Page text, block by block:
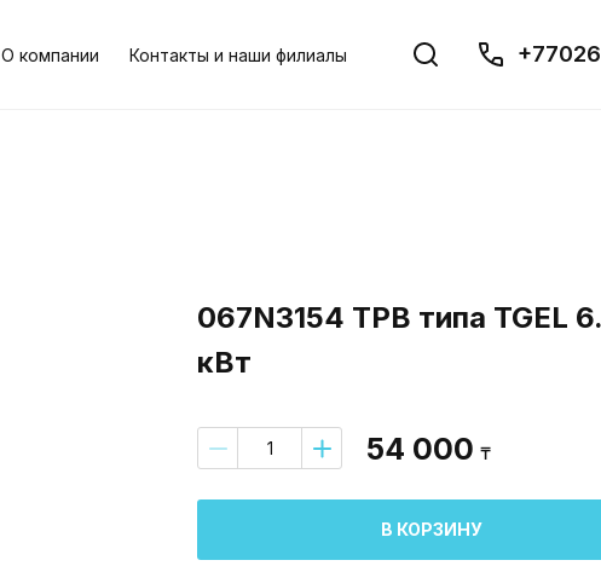
О компании Контакты и наши филиалы
067N3154 ТРВ типа TGEL
кВт
54 000 ₸
В КОРЗИНУ